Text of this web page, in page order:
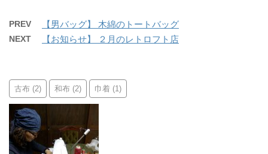
PREV 【男バッグ】 木綿のトートバッグ
NEXT 【お知らせ】 ２月のレトロフト店
古布 (2) 和布 (2) 巾着 (1)